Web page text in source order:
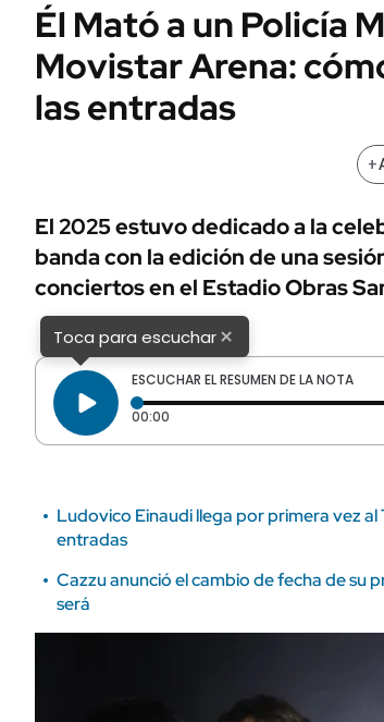
Campo
FINANZAS
Dólar
Seguros
ENERGY
URUGUAY
Él Mató a un Policía
Movistar Arena:
las entradas
+
El 2025 estuvo dedicado a la
banda con la edición de una
conciertos en el Estadio Obras
Toca para escuchar×
ESCUCHAR EL RESUMEN DE LA NOTA
00:00 Tiempo transcurrido: 0
Ludovico Einaudi llega por primera vez
entradas
Cazzu anunció el cambio de fecha de su
será